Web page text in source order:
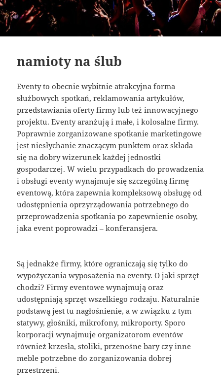
namioty na ślub
Eventy to obecnie wybitnie atrakcyjna forma
służbowych spotkań, reklamowania artykułów,
przedstawiania oferty firmy lub też innowacyjnego
projektu. Eventy aranżują i małe, i kolosalne firmy.
Poprawnie zorganizowane spotkanie marketingowe
jest niesłychanie znaczącym punktem oraz składa
się na dobry wizerunek każdej jednostki
gospodarczej. W wielu przypadkach do prowadzenia
i obsługi eventy wynajmuje się szczególną firmę
eventową, która zapewnia kompleksową obsługę od
udostępnienia oprzyrządowania potrzebnego do
przeprowadzenia spotkania po zapewnienie osoby,
jaka event poprowadzi – konferansjera.
Są jednakże firmy, które ograniczają się tylko do
wypożyczania wyposażenia na eventy. O jaki sprzęt
chodzi? Firmy eventowe wynajmują oraz
udostępniają sprzęt wszelkiego rodzaju. Naturalnie
podstawą jest tu nagłośnienie, a w związku z tym
statywy, głośniki, mikrofony, mikroporty. Sporo
korporacji wynajmuje organizatorom eventów
również krzesła, stoliki, przenośne bary czy inne
meble potrzebne do zorganizowania dobrej
przestrzeni.